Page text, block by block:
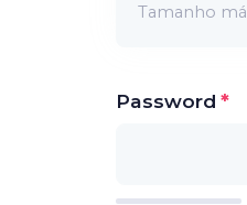
Tamanho
Password